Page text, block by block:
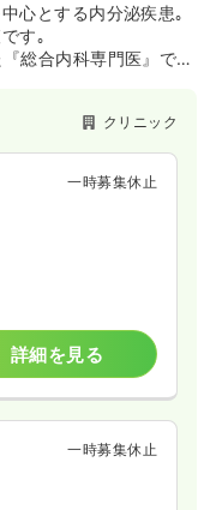
心とする内分泌疾患｡
す｡
総合内科専門医』であ
ています。 クリニック
一時募集休止
詳細を見る
一時募集休止